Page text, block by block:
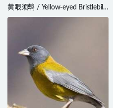
黄眼须鹎 / Yellow-eyed Bristlebill
/ Bleda ugandae